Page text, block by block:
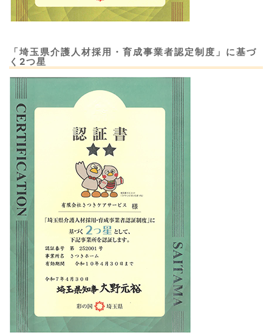
「埼玉県介護人材採用・育成事業者認定制度」に基づ
く2つ星